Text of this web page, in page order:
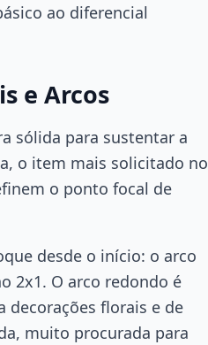
ao diferencial
e Arcos
sólida para sustentar a
o item mais solicitado no
o ponto focal de
desde o início: o arco
2x1. O arco redondo é
decorações florais e de
muito procurada para